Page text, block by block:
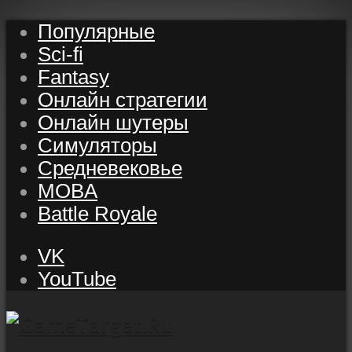
Популярные
Sci-fi
Fantasy
Онлайн стратегии
Онлайн шутеры
Симуляторы
Средневековье
MOBA
Battle Royale
VK
YouTube